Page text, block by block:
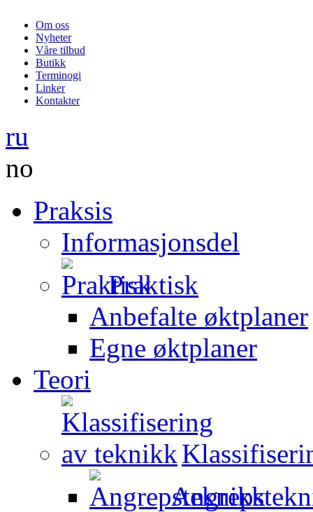
Om oss
Nyheter
Våre tilbud
Butikk
Terminogi
Linker
Kontakter
ru
no
Praksis
Informasjonsdel
Praktisk
Anbefalte øktplaner
Egne øktplaner
Teori